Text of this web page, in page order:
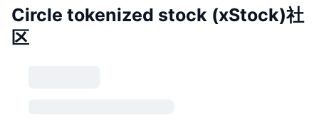
Circle tokenized stock (xStock)社
区